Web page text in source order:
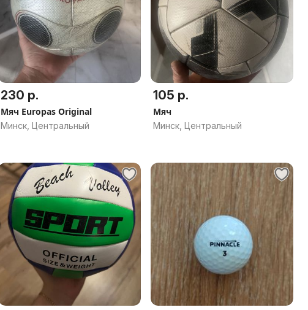
230 р.
Мяч Europas Original
Минск, Центральный
105 р.
Мяч
Минск, Центральный